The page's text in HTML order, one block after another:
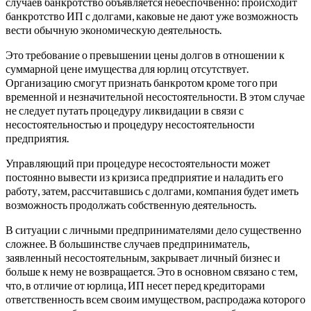
банкротство ИП с долгами, каковые не дают уже возможность
вести обычную экономическую деятельность.
Это требование о превышении цены долгов в отношении к
суммарной цене имущества для юрлиц отсутствует.
Организацию смогут признать банкротом кроме того при
временной и незначительной несостоятельности. В этом случае
не следует путать процедуру ликвидации в связи с
несостоятельностью и процедуру несостоятельности
предприятия.
Управляющий при процедуре несостоятельности может
постоянно вывести из кризиса предприятие и наладить его
работу, затем, рассчитавшись с долгами, компания будет иметь
возможность продолжать собственную деятельность.
В ситуации с личными предпринимателями дело существенно
сложнее. В большинстве случаев предприниматель,
заявленный несостоятельным, закрывает личный бизнес и
больше к нему не возвращается. Это в основном связано с тем,
что, в отличие от юрлица, ИП несет перед кредиторами
ответственность всем своим имуществом, распродажа которого